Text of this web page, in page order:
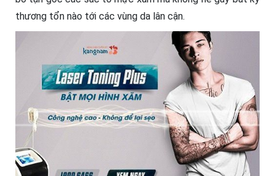
thương tổn nào tới các vùng da lân cận.